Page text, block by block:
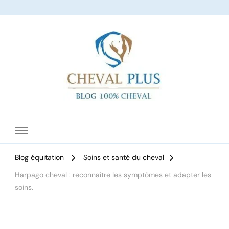
Blog équitation
Soins et santé du cheval
Harpago cheval : reconnaître les symptômes et adapter les
soins.